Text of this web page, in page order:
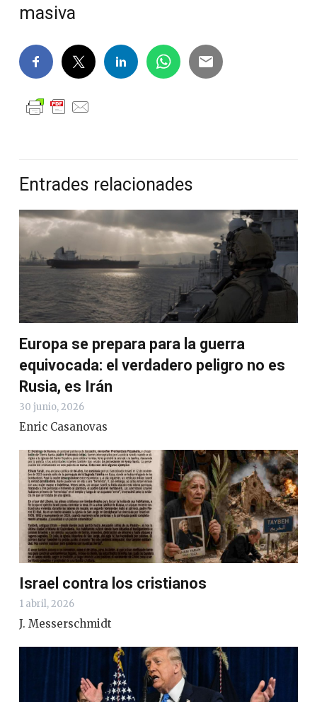
masiva
Entrades relacionades
Europa se prepara para la guerra
equivocada: el verdadero peligro no es
Rusia, es Irán
30 junio, 2026
Enric Casanovas
Israel contra los cristianos
1 abril, 2026
J. Messerschmidt